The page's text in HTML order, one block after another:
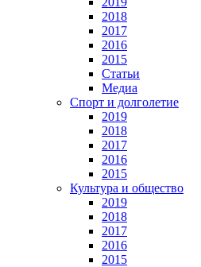
2018
2017
2016
2015
Статьи
Медиа
Спорт и долголетие
2019
2018
2017
2016
2015
Культура и общество
2019
2018
2017
2016
2015